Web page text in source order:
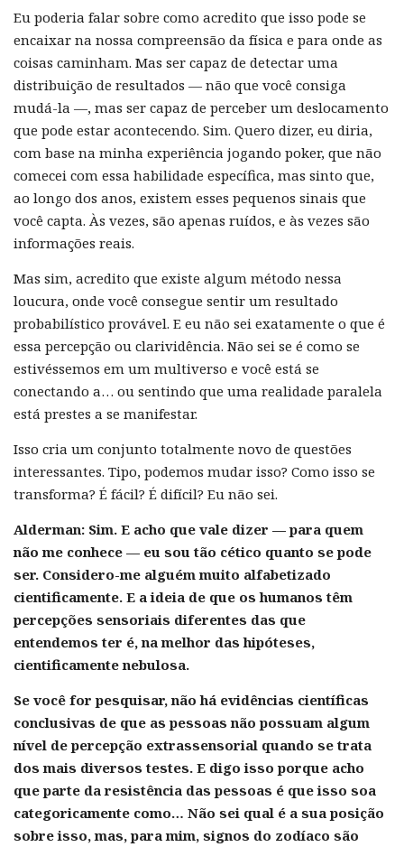
Eu poderia falar sobre como acredito que isso pode se
encaixar na nossa compreensão da física e para onde as
coisas caminham. Mas ser capaz de detectar uma
distribuição de resultados — não que você consiga
mudá-la —, mas ser capaz de perceber um deslocamento
que pode estar acontecendo. Sim. Quero dizer, eu diria,
com base na minha experiência jogando poker, que não
comecei com essa habilidade específica, mas sinto que,
ao longo dos anos, existem esses pequenos sinais que
você capta. Às vezes, são apenas ruídos, e às vezes são
informações reais.
Mas sim, acredito que existe algum método nessa
loucura, onde você consegue sentir um resultado
probabilístico provável. E eu não sei exatamente o que é
essa percepção ou clarividência. Não sei se é como se
estivéssemos em um multiverso e você está se
conectando a… ou sentindo que uma realidade paralela
está prestes a se manifestar.
Isso cria um conjunto totalmente novo de questões
interessantes. Tipo, podemos mudar isso? Como isso se
transforma? É fácil? É difícil? Eu não sei.
Alderman: Sim. E acho que vale dizer — para quem
não me conhece — eu sou tão cético quanto se pode
ser. Considero-me alguém muito alfabetizado
cientificamente. E a ideia de que os humanos têm
percepções sensoriais diferentes das que
entendemos ter é, na melhor das hipóteses,
cientificamente nebulosa.
Se você for pesquisar, não há evidências científicas
conclusivas de que as pessoas não possuam algum
nível de percepção extrassensorial quando se trata
dos mais diversos testes. E digo isso porque acho
que parte da resistência das pessoas é que isso soa
categoricamente como… Não sei qual é a sua posição
sobre isso, mas, para mim, signos do zodíaco são